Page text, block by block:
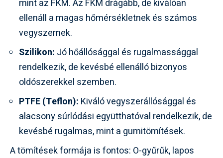
mint az FKM. Az FKM drágább, de kiválóan
ellenáll a magas hőmérsékletnek és számos
vegyszernek.
Szilikon: Jó hőállósággal és rugalmassággal
rendelkezik, de kevésbé ellenálló bizonyos
oldószerekkel szemben.
PTFE (Teflon): Kiváló vegyszerállósággal és
alacsony súrlódási együtthatóval rendelkezik, de
kevésbé rugalmas, mint a gumitömítések.
A tömítések formája is fontos: O-gyűrűk, lapos